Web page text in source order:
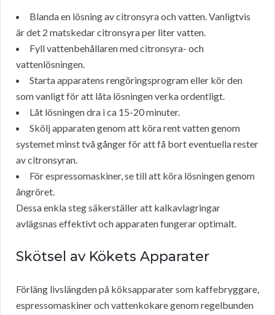
Blanda en lösning av citronsyra och vatten. Vanligtvis
är det 2 matskedar citronsyra per liter vatten.
Fyll vattenbehållaren med citronsyra- och
vattenlösningen.
Starta apparatens rengöringsprogram eller kör den
som vanligt för att låta lösningen verka ordentligt.
Låt lösningen dra i ca 15-20 minuter.
Skölj apparaten genom att köra rent vatten genom
systemet minst två gånger för att få bort eventuella rester
av citronsyran.
För espressomaskiner, se till att köra lösningen genom
ångröret.
Dessa enkla steg säkerställer att kalkavlagringar
avlägsnas effektivt och apparaten fungerar optimalt.
Skötsel av Kökets Apparater
Förläng livslängden på köksapparater som kaffebryggare,
espressomaskiner och vattenkokare genom regelbunden